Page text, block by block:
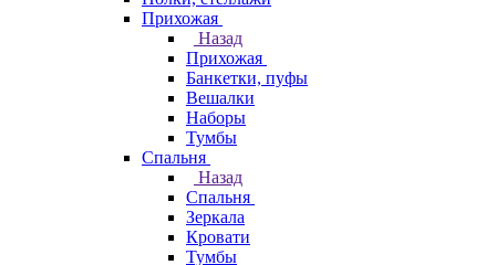
Прихожая
Назад
Прихожая
Банкетки, пуфы
Вешалки
Наборы
Тумбы
Спальня
Назад
Спальня
Зеркала
Кровати
Тумбы